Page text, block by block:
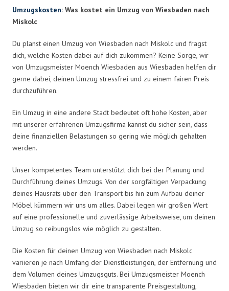
Umzugskosten: Was kostet ein Umzug von Wiesbaden nach
Miskolc
Du planst einen Umzug von Wiesbaden nach Miskolc und fragst
dich, welche Kosten dabei auf dich zukommen? Keine Sorge, wir
von Umzugsmeister Moench Wiesbaden aus Wiesbaden helfen dir
gerne dabei, deinen Umzug stressfrei und zu einem fairen Preis
durchzuführen.
Ein Umzug in eine andere Stadt bedeutet oft hohe Kosten, aber
mit unserer erfahrenen Umzugsfirma kannst du sicher sein, dass
deine finanziellen Belastungen so gering wie möglich gehalten
werden.
Unser kompetentes Team unterstützt dich bei der Planung und
Durchführung deines Umzugs. Von der sorgfältigen Verpackung
deines Hausrats über den Transport bis hin zum Aufbau deiner
Möbel kümmern wir uns um alles. Dabei legen wir großen Wert
auf eine professionelle und zuverlässige Arbeitsweise, um deinen
Umzug so reibungslos wie möglich zu gestalten.
Die Kosten für deinen Umzug von Wiesbaden nach Miskolc
variieren je nach Umfang der Dienstleistungen, der Entfernung und
dem Volumen deines Umzugsguts. Bei Umzugsmeister Moench
Wiesbaden bieten wir dir eine transparente Preisgestaltung,